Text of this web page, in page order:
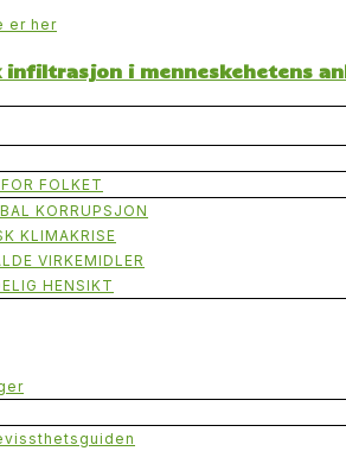
i menneskehetens
FOLKET
KORRUPSJON
KLIMAKRISE
VIRKEMIDLER
HENSIKT